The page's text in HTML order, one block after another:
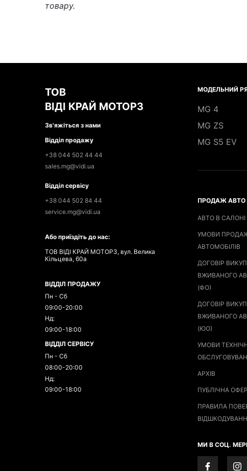
товару.
ТОВ
ВІДІ КРАЙ МОТОРЗ
Зв'яжіться з нами
Відділ продажу
+38 044 502 44 44
sales.mg@vidi.ua
Відділ сервісу
+38 044 502 84 44
service.mg@vidi.ua
Або приїздіть до нас:
ТОВ ВІДІ КРАЙ МОТОРЗ, вул. Велика
Кільцева, 60а
ВІДДІЛ ПРОДАЖУ
Пн - Сб
09:00-20:00
Нд:
09:00-18:00
ВІДДІЛ СЕРВІСУ
Пн - Сб
08:00-20:00
Нд:
09:00-18:00
МОДЕЛЬНИЙ
MG 4
MG ZS
MG S5 EV
ПРОДАЖ АВТО
АВТО В САЛОНІ
УМОВИ
АВТОМОБІЛІВ
ДОГОВІР
ВЖИВАНОГО
(ФО)
ДОГОВІР
ВЖИВАНОГО
(ЮО)
УМОВИ
АРХІВ
ПУБЛІЧНА
ПРАВИЛА
МИ В СОЦ.